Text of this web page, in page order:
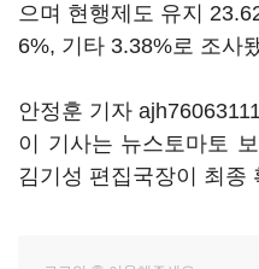
으며 현행제도 유지
6%, 기타 3.38%로 조사
안정훈 기자
이 기사는 뉴스토마토
김기성 편집국장이 최종